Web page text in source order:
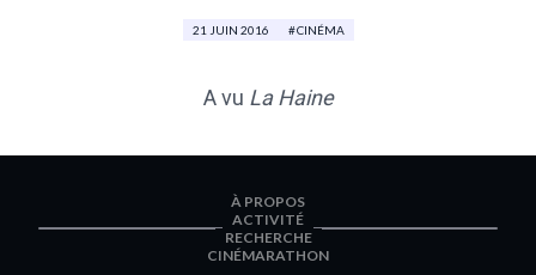
21 JUIN 2016 CINÉMA
A vu La Haine
À PROPOS
ACTIVITÉ
RECHERCHE
CINÉMARATHON